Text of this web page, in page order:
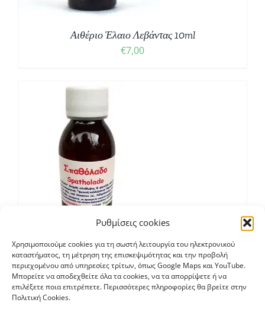
Ρυθμίσεις cookies
Χρησιμοποιούμε cookies για τη σωστή λειτουργία του ηλεκτρονικού
καταστήματος, τη μέτρηση της επισκεψιμότητας και την προβολή
περιεχομένου από υπηρεσίες τρίτων, όπως Google Maps και YouTube.
Μπορείτε να αποδεχθείτε όλα τα cookies, να τα απορρίψετε ή να
επιλέξετε ποια επιτρέπετε. Περισσότερες πληροφορίες θα βρείτε στην
Πολιτική Cookies.
Αιθέριο Έλαιο Λεβάντας 10ml
€7,00
Σπαθόλαδο
€7,90